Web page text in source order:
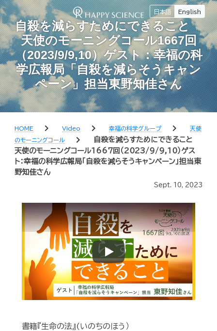
日本語 English
自殺を減らすためにできること
天使のモーニングコール1667回
（2023/9/9,10）ゲスト：幸福の科
学広報局「自殺を減らそうキャン
ペーン」担当東野知佳さん
HOME chevron_right Video chevron_right 幸福の科学グループ chevron_right
天使
のモーニングコール
chevron_right
自殺を減らすためにできること
天使のモーニングコール1667回（2023/9/9,10）ゲス
ト：幸福の科学広報局「自殺を減らそうキャンペーン」担当東
野知佳さん
Sept. 10, 2023
Play
書籍『生命の法』(いのちのほう）